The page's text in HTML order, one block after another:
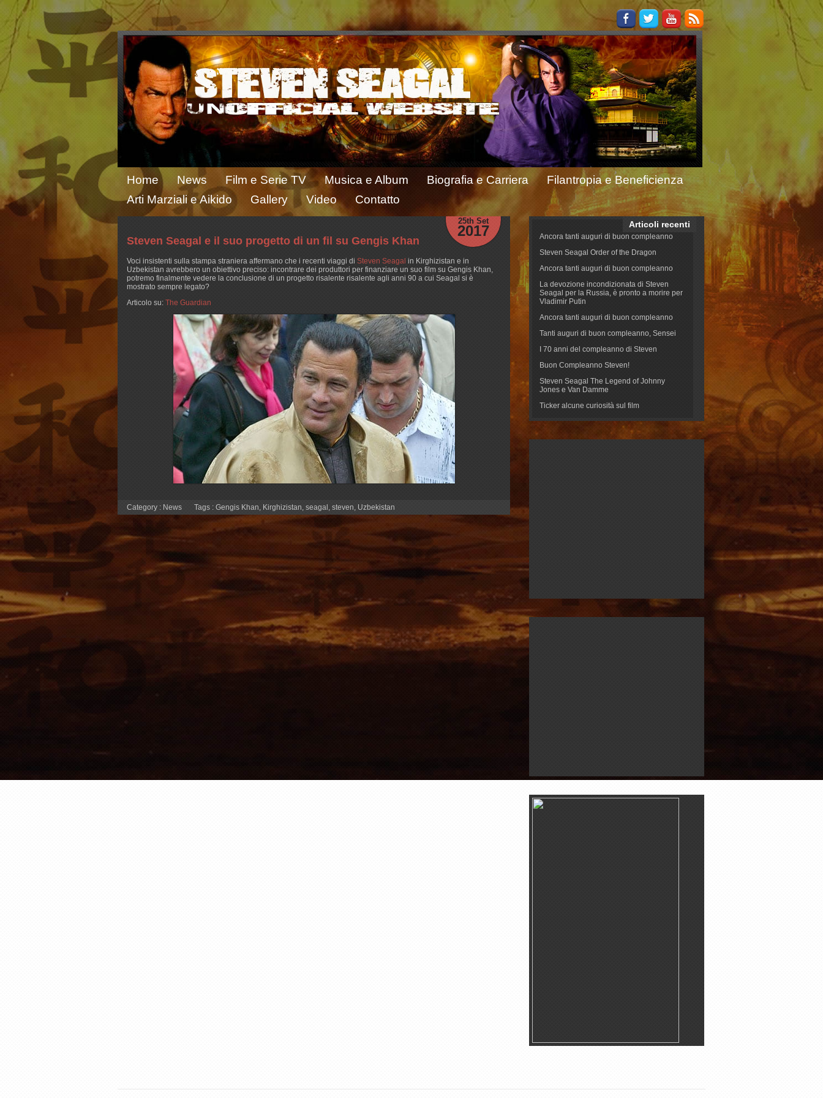
Home News Film e Serie TV Musica e Album Biografia e Carriera
Filantropia e Beneficienza
Arti Marziali e Aikido
Gallery Video Contatto
25th Set
2017
Steven Seagal e il suo progetto di un fil su Gengis Khan
Voci insistenti sulla stampa straniera affermano che i recenti viaggi di Steven Seagal in Kirghizistan e in
Uzbekistan avrebbero un obiettivo preciso: incontrare dei produttori per finanziare un suo film su Gengis Khan,
potremo finalmente vedere la conclusione di un progetto risalente risalente agli anni 90 a cui Seagal si è
mostrato sempre legato?
Articolo su: The Guardian
Category : News Tags : Gengis Khan, Kirghizistan, seagal , steven, Uzbekistan
Articoli recenti
Ancora tanti auguri di buon compleanno
Steven Seagal Order of the Dragon
Ancora tanti auguri di buon compleanno
La devozione incondizionata di Steven
Seagal per la Russia, è pronto a morire per
Vladimir Putin
Ancora tanti auguri di buon compleanno
Tanti auguri di buon compleanno, Sensei
I 70 anni del compleanno di Steven
Buon Compleanno Steven!
Steven Seagal The Legend of Johnny
Jones e Van Damme
Ticker alcune curiosità sul film